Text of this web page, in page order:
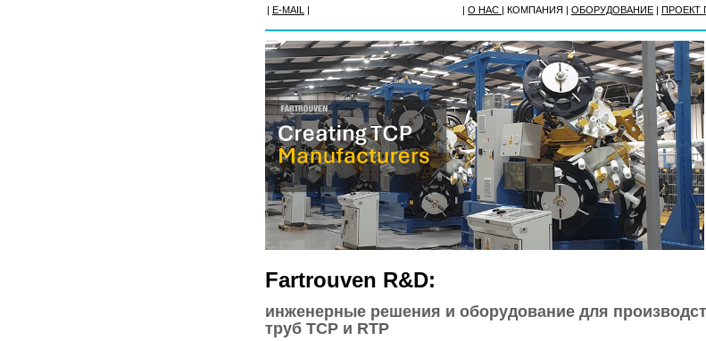
| E-MAIL | | О НАС | КОМПАНИЯ | ОБОРУДОВАНИЕ | ПРОЕКТ
Fartrouven R&D:
инженерные решения и оборудование для
труб TCP и RTP